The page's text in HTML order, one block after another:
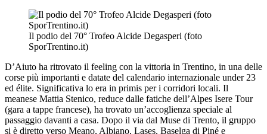
Il podio del 70° Trofeo Alcide Degasperi (foto
SporTrentino.it)
D’Aiuto ha ritrovato il feeling con la vittoria in Trentino, in una delle
corse più importanti e datate del calendario internazionale under 23
ed élite. Significativa lo era in primis per i corridori locali. Il
meanese Mattia Stenico, reduce dalle fatiche dell’Alpes Isere Tour
(gara a tappe francese), ha trovato un’accoglienza speciale al
passaggio davanti a casa. Dopo il via dal Muse di Trento, il gruppo
si è diretto verso Meano, Albiano, Lases, Baselga di Piné e